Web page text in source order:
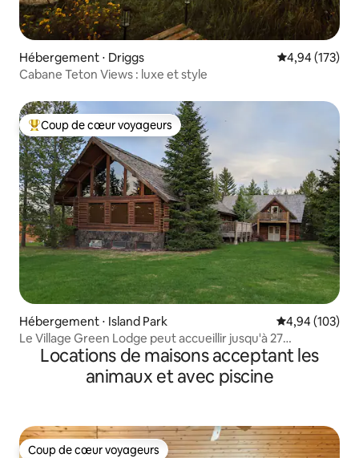
Hébergement ⋅ Driggs Évaluation
4,94 (173)
Cabane Teton Views : luxe et style
Coups de cœur voyageurs les plus appréciés
Coup de cœur voyageurs
Hébergement ⋅ Island Park Évaluation
4,94 (103)
Le Village Green Lodge peut accueillir jusqu'à 27
personnes
Locations de maisons acceptant les
animaux et avec piscine
Coup de cœur voyageurs